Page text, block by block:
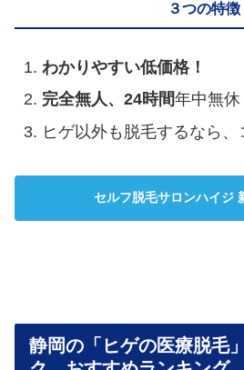
３つの特徴
わかりやすい低価格！
完全無人、 24時間年中無休
ヒゲ以外も脱毛するなら、
セルフ脱毛サロンハイジ
静岡の「ヒゲの医療脱毛